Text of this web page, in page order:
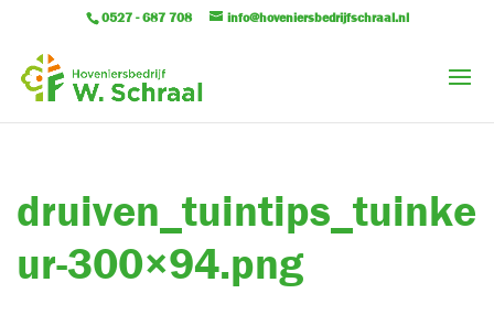
0527 - 687 708 info@hoveniersbedrijfschraal.nl
druiven_tuintips_tuinke
ur-300×94.png